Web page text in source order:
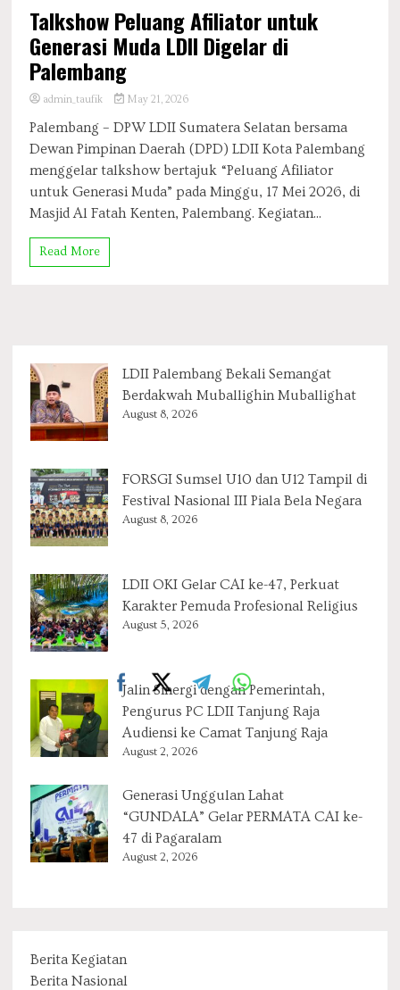
Talkshow Peluang Afiliator untuk
Generasi Muda LDII Digelar di
Palembang
admin_taufik May 21, 2026
Palembang – DPW LDII Sumatera Selatan bersama
Dewan Pimpinan Daerah (DPD) LDII Kota Palembang
menggelar talkshow bertajuk “Peluang Afiliator
untuk Generasi Muda” pada Minggu, 17 Mei 2026, di
Masjid Al Fatah Kenten, Palembang. Kegiatan...
Read More
LDII Palembang Bekali Semangat
Berdakwah Muballighin Muballighat
August 8, 2026
FORSGI Sumsel U10 dan U12 Tampil di
Festival Nasional III Piala Bela Negara
August 8, 2026
LDII OKI Gelar CAI ke-47, Perkuat
Karakter Pemuda Profesional Religius
August 5, 2026
Jalin Sinergi dengan Pemerintah,
Pengurus PC LDII Tanjung Raja
Audiensi ke Camat Tanjung Raja
August 2, 2026
Generasi Unggulan Lahat
“GUNDALA” Gelar PERMATA CAI ke-
47 di Pagaralam
August 2, 2026
Berita Kegiatan
Berita Nasional